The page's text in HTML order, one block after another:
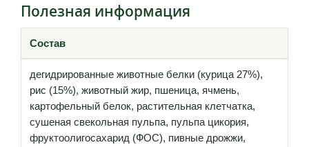
Полезная информация
Состав
дегидрированные животные белки (курица 27%),
рис (15%), животный жир, пшеница, ячмень,
картофельный белок, растительная клетчатка,
сушеная свекольная пульпа, пульпа цикория,
фруктоолигосахарид (ФОС), пивные дрожжи,